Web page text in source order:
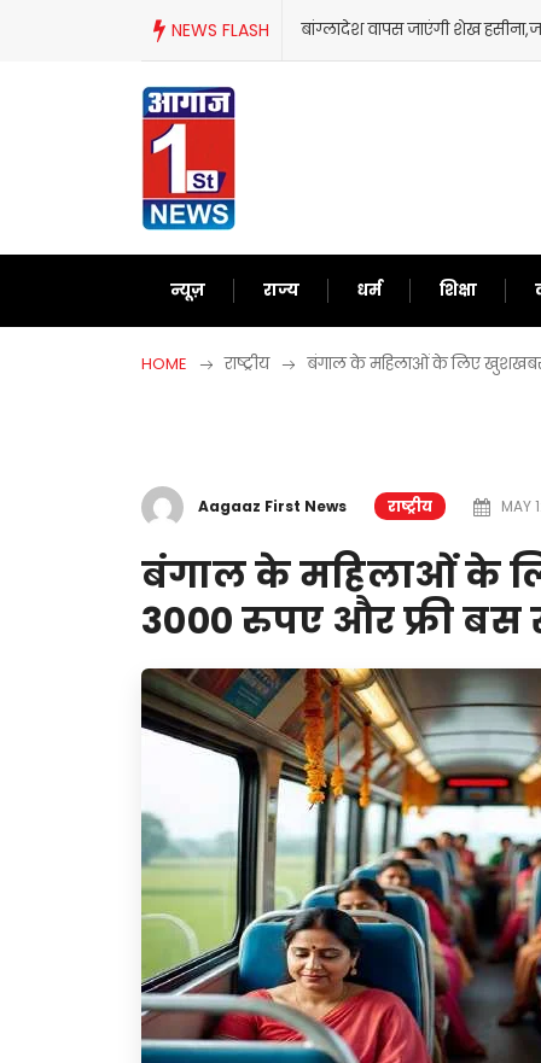
NEWS FLASH
बांग्लादेश वापस जाएंगी शेख हसीना,जानिए आखिर
न्यूज़ राज्य धर्म शिक्षा
HOME राष्ट्रीय बंगाल के महिलाओं के लिए
Aagaaz First News राष्ट्रीय MAY
बंगाल के महिलाओं के
3000 रुपए और फ्री बस